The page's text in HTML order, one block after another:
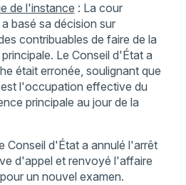
de l'instance : La cour
basé sa décision sur
contribuables de faire de la
Le Conseil d'État a
était erronée, soulignant que
l'occupation effective du
principale au jour de la
Conseil d'État a annulé l'arrêt
d'appel et renvoyé l'affaire
un nouvel examen.​